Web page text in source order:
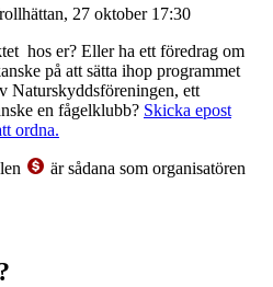
27 oktober 17:30
hos er? Eller ha ett föredrag om
på att sätta ihop programmet
Naturskyddsföreningen, ett
en fågelklubb? Skicka epost
ordna.
är sådana som organisatören